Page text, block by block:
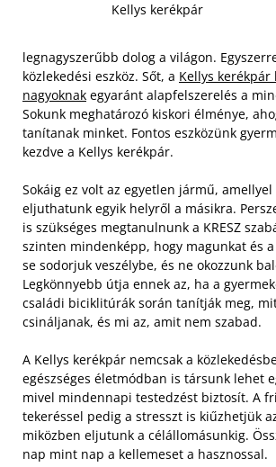
Kellys kerékpár
legnagyszerűbb dolog a világon.
közlekedési eszköz. Sőt, a Kellys kerékpár
nagyoknak egyaránt alapfelszerelés a
Sokunk meghatározó kiskori élménye,
tanítanak minket. Fontos eszközünk
kezdve a Kellys kerékpár.
Sokáig ez volt az egyetlen jármű,
eljuthatunk egyik helyről a másikra.
is szükséges megtanulnunk a KRESZ
szinten mindenképp, hogy magunkat és
se sodorjuk veszélybe, és ne okozzunk
Legkönnyebb útja ennek az, ha a
családi biciklitúrák során tanítják meg,
csináljanak, és mi az, amit nem szabad.
A Kellys kerékpár nemcsak a
egészséges életmódban is társunk lehet
mivel mindennapi testedzést biztosít. A
tekeréssel pedig a stresszt is kiűzhetjük
miközben eljutunk a célállomásunkig.
nap mint nap a kellemeset a hasznossal.